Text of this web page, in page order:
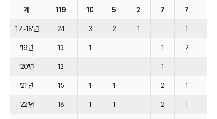
계 119 10 5 2 7 7
‘17~18'년 24 3 2 1 1
‘19'년 13 1 1 2
‘20'년 12 1
‘21'년 15 1 1 2 1
‘22'년 18 1 1 2 1